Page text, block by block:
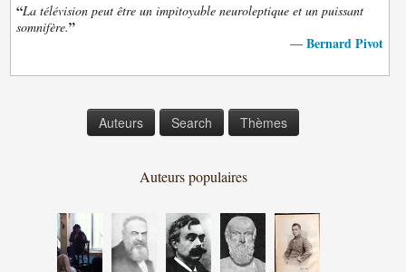
“La télévision peut être un impitoyable neuroleptique et un puissant
somnifère.”
— Bernard Pivot
Auteurs Search Thèmes
Auteurs populaires